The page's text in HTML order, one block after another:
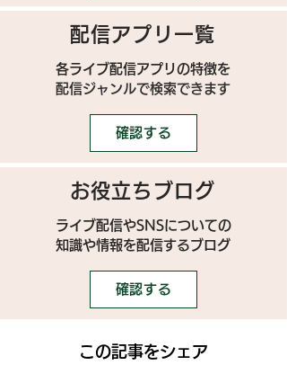
配信アプリ一覧
各ライブ配信アプリの特徴を
配信ジャンルで検索できます
確認する
お役立ちブログ
ライブ配信やSNSについての
​知識や情報を配信するブログ
確認する
この記事をシェア